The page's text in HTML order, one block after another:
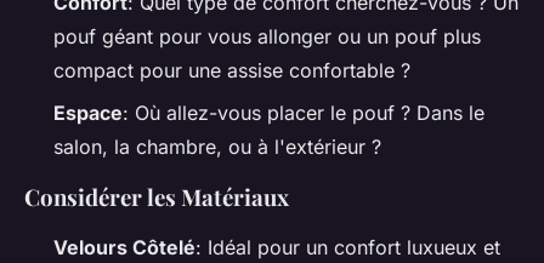
pouf géant pour vous allonger ou un pouf plus
compact pour une assise confortable ?
Espace: Où allez-vous placer le pouf ? Dans le
salon, la chambre, ou à l'extérieur ?
Considérer les Matériaux
Velours Côtelé: Idéal pour un confort luxueux et